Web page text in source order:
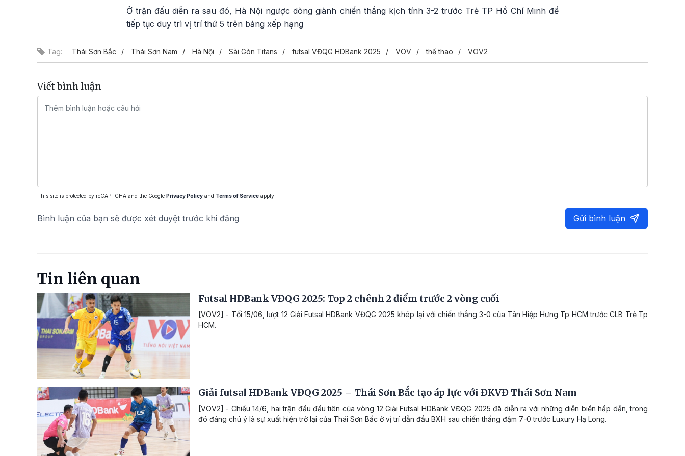
Ở trận đấu diễn ra sau đó, Hà Nội ngược dòng giành chiến thắng kịch tính 3-2 trước Trẻ TP Hồ Chí Minh để
tiếp tục duy trì vị trí thứ 5 trên bảng xếp hạng
Tag: Thái Sơn Bắc Thái Sơn Nam Hà Nội Sài Gòn Titans futsal VĐQG HDBank 2025 VOV thể thao VOV2
Viết bình luận
This site is protected by reCAPTCHA and the Google Privacy Policy and Terms of Service apply.
Bình luận của bạn sẽ được xét duyệt trước khi đăng Gửi bình luận
Tin liên quan
Futsal HDBank VĐQG 2025: Top 2 chênh 2 điểm trước 2 vòng cuối
[VOV2] - Tối 15/06, lượt 12 Giải Futsal HDBank VĐQG 2025 khép lại với chiến thắng 3-0 của Tân Hiệp Hưng Tp HCM trước CLB Trẻ Tp
HCM.
Giải futsal HDBank VĐQG 2025 – Thái Sơn Bắc tạo áp lực với ĐKVĐ Thái Sơn Nam
[VOV2] - Chiều 14/6, hai trận đấu đầu tiên của vòng 12 Giải Futsal HDBank VĐQG 2025 đã diễn ra với những diễn biến hấp dẫn, trong
đó đáng chú ý là sự xuất hiện trở lại của Thái Sơn Bắc ở vị trí dẫn đầu BXH sau chiến thắng đậm 7-0 trước Luxury Hạ Long.